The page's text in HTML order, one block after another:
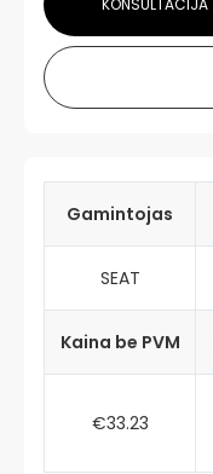
KONSULTACIJA
Gamintojas
SEAT
Kaina be PVM
€33.23